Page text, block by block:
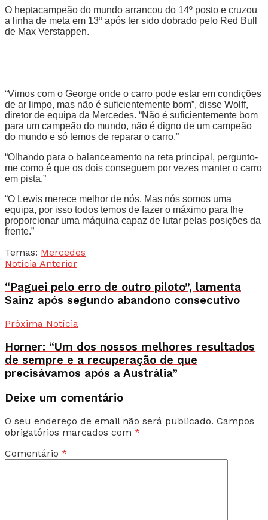
O heptacampeão do mundo arrancou do 14º posto e cruzou
a linha de meta em 13º após ter sido dobrado pelo Red Bull
de Max Verstappen.
“Vimos com o George onde o carro pode estar em condições
de ar limpo, mas não é suficientemente bom”, disse Wolff,
diretor de equipa da Mercedes. “Não é suficientemente bom
para um campeão do mundo, não é digno de um campeão
do mundo e só temos de reparar o carro.”
“Olhando para o balanceamento na reta principal, pergunto-
me como é que os dois conseguem por vezes manter o carro
em pista.”
“O Lewis merece melhor de nós. Mas nós somos uma
equipa, por isso todos temos de fazer o máximo para lhe
proporcionar uma máquina capaz de lutar pelas posições da
frente.”
Temas: Mercedes
Notícia Anterior
“Paguei pelo erro de outro piloto”, lamenta
Sainz após segundo abandono consecutivo
Próxima Notícia
Horner: “Um dos nossos melhores resultados
de sempre e a recuperação de que
precisávamos após a Austrália”
Deixe um comentário
O seu endereço de email não será publicado. Campos
obrigatórios marcados com *
Comentário *